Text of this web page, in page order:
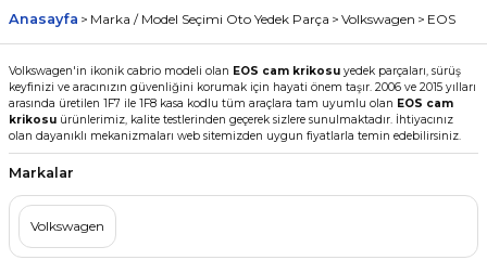
Anasayfa Marka / Model Seçimi Oto Yedek Parça Volkswagen EOS
Volkswagen'in ikonik cabrio modeli olan EOS cam krikosu yedek parçaları, sürüş
keyfinizi ve aracınızın güvenliğini korumak için hayati önem taşır. 2006 ve 2015 yılları
arasında üretilen 1F7 ile 1F8 kasa kodlu tüm araçlara tam uyumlu olan EOS cam
krikosu ürünlerimiz, kalite testlerinden geçerek sizlere sunulmaktadır. İhtiyacınız
olan dayanıklı mekanizmaları web sitemizden uygun fiyatlarla temin edebilirsiniz.
Markalar
Volkswagen